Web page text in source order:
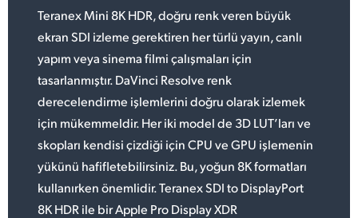
Teranex Mini 8K HDR, doğru renk veren büyük
ekran SDI izleme gerektiren her türlü yayın, canlı
yapım veya sinema filmi çalışmaları için
tasarlanmıştır. DaVinci Resolve renk
derecelendirme işlemlerini doğru olarak izlemek
için mükemmeldir. Her iki model de 3D LUT’ları ve
skopları kendisi çizdiği için CPU ve GPU işlemenin
yükünü hafifletebilirsiniz. Bu, yoğun 8K formatları
kullanırken önemlidir. Teranex SDI to DisplayPort
8K HDR ile bir Apple Pro Display XDR